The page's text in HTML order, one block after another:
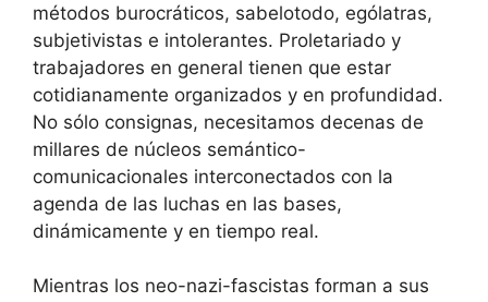
métodos burocráticos, sabelotodo, ególatras,
subjetivistas e intolerantes. Proletariado y
trabajadores en general tienen que estar
cotidianamente organizados y en profundidad.
No sólo consignas, necesitamos decenas de
millares de núcleos semántico-
comunicacionales interconectados con la
agenda de las luchas en las bases,
dinámicamente y en tiempo real.
Mientras los neo-nazi-fascistas forman a sus